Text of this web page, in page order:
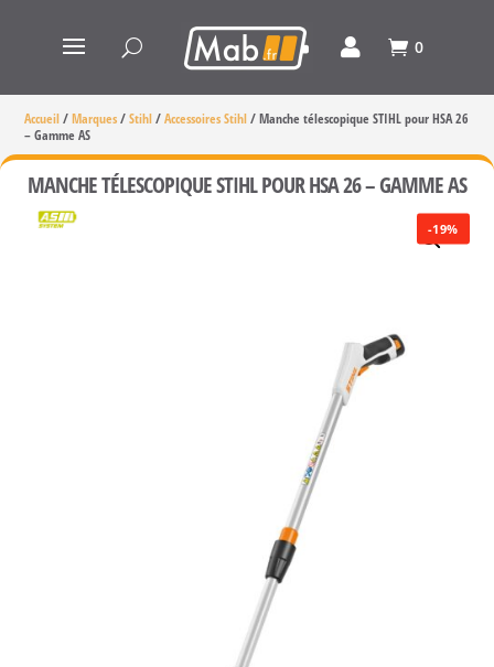
0
Accueil/Marques/Stihl/Accessoires Stihl/Manche télescopique STIHL pour HSA 26
– Gamme AS
MANCHE TÉLESCOPIQUE STIHL POUR HSA 26 – GAMME AS
-19%